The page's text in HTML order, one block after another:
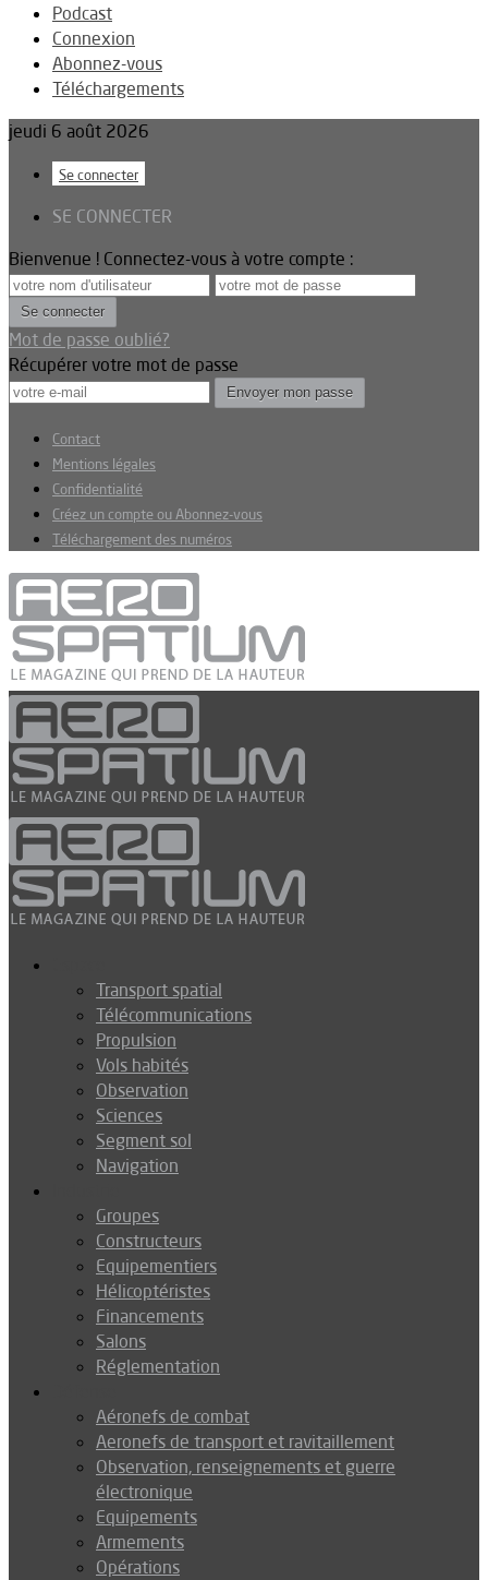
Podcast
Connexion
Abonnez-vous
Téléchargements
jeudi 6 août 2026
Se connecter
SE CONNECTER
Bienvenue ! Connectez-vous à votre compte :
Mot de passe oublié?
Récupérer votre mot de passe
Contact
Mentions légales
Confidentialité
Créez un compte ou Abonnez-vous
Téléchargement des numéros
Transport spatial
Télécommunications
Propulsion
Vols habités
Observation
Sciences
Segment sol
Navigation
Groupes
Constructeurs
Equipementiers
Hélicoptéristes
Financements
Salons
Réglementation
Aéronefs de combat
Aeronefs de transport et ravitaillement
Observation, renseignements et guerre
électronique
Equipements
Armements
Opérations